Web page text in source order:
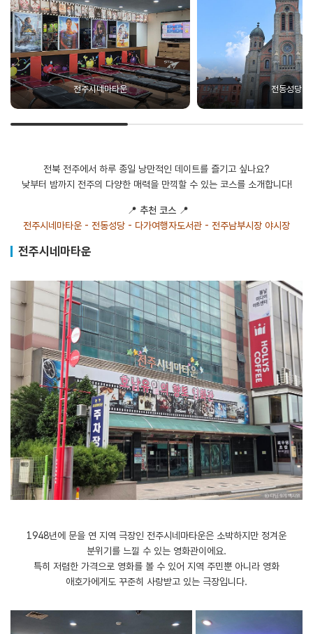
전주시네마타운 전동성당
전북 전주에서 하루 종일 낭만적인 데이트를 즐기고 싶나요?
낮부터 밤까지 전주의 다양한 매력을 만끽할 수 있는 코스를 소개합니다!
​📍 추천 코스 📍
전주시네마타운 - 전동성당 - 다가여행자도서관 - 전주남부시장 야시장
전주시네마타운
1948년에 문을 연 지역 극장인 전주시네마타운은 소박하지만 정겨운
분위기를 느낄 수 있는 영화관이에요.
특히 저렴한 가격으로 영화를 볼 수 있어 지역 주민뿐 아니라 영화
애호가에게도 꾸준히 사랑받고 있는 극장입니다.